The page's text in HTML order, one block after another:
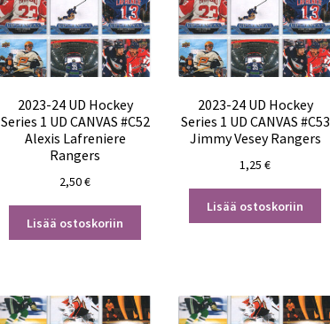
2023-24 UD Hockey
Series 1 UD CANVAS #C52
Alexis Lafreniere
Rangers
2,50€
Lisää ostoskoriin
2023-24 UD Hockey
Series 1 UD CANVAS #C53
Jimmy Vesey Rangers
1,25€
Lisää ostoskoriin